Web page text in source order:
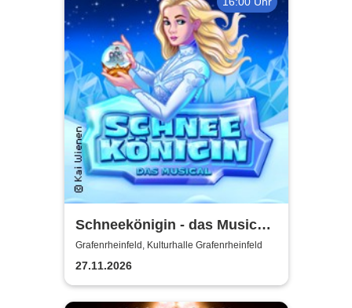
Schneekönigin - das Musical |
Theater Liberi
Grafenrheinfeld, Kulturhalle Grafenrheinfeld
27.11.2026